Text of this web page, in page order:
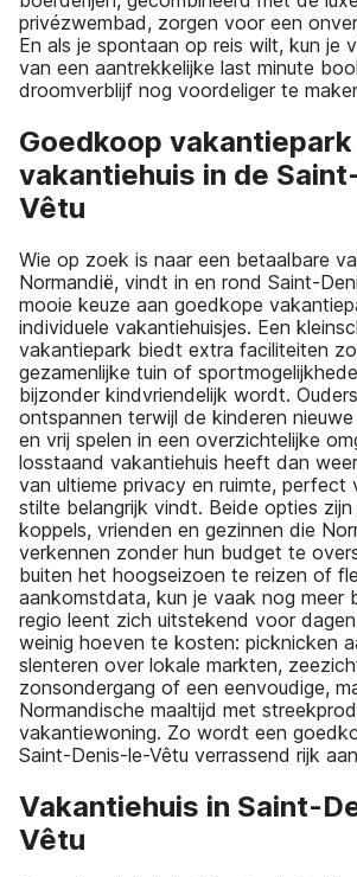
privézwembad, zorgen voor een
En als je spontaan op reis wilt, kun je
van een aantrekkelijke last minute
droomverblijf nog voordeliger te
Goedkoop
vakantiehuis in de
Vêtu
Wie op zoek is naar een betaalbare
Normandië, vindt in en rond Saint-
mooie keuze aan goedkope
individuele vakantiehuisjes. Een
vakantiepark biedt extra faciliteiten
gezamenlijke tuin of
bijzonder kindvriendelijk wordt.
ontspannen terwijl de kinderen
en vrij spelen in een overzichtelijke
losstaand vakantiehuis heeft dan
van ultieme privacy en ruimte, perfect
stilte belangrijk vindt. Beide opties
koppels, vrienden en gezinnen die
verkennen zonder hun budget te
buiten het hoogseizoen te reizen of
aankomstdata, kun je vaak nog meer
regio leent zich uitstekend voor
weinig hoeven te kosten: picknicken
slenteren over lokale markten,
zonsondergang of een eenvoudige,
Normandische maaltijd met
vakantiewoning. Zo wordt een
Saint-Denis-le-Vêtu verrassend rijk
Vakantiehuis in Saint-
Vêtu